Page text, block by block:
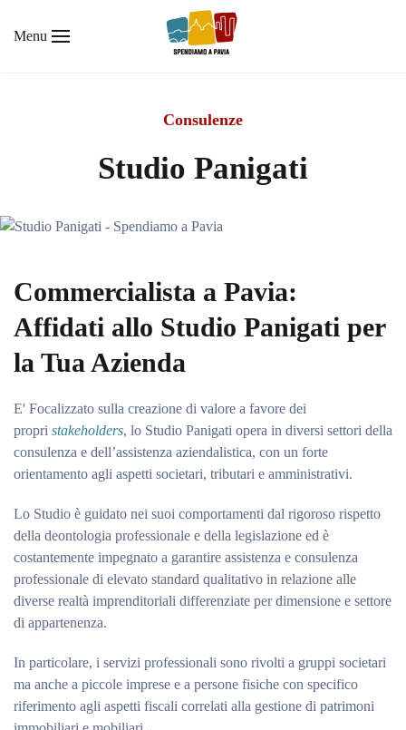
Menu
Consulenze
Studio Panigati
Commercialista a Pavia:
Affidati allo Studio Panigati per
la Tua Azienda
E' Focalizzato sulla creazione di valore a favore dei
propri stakeholders, lo Studio Panigati opera in diversi settori della
consulenza e dell’assistenza aziendalistica, con un forte
orientamento agli aspetti societari, tributari e amministrativi.
Lo Studio è guidato nei suoi comportamenti dal rigoroso rispetto
della deontologia professionale e della legislazione ed è
costantemente impegnato a garantire assistenza e consulenza
professionale di elevato standard qualitativo in relazione alle
diverse realtà imprenditoriali differenziate per dimensione e settore
di appartenenza.
In particolare, i servizi professionali sono rivolti a gruppi societari
ma anche a piccole imprese e a persone fisiche con specifico
riferimento agli aspetti fiscali correlati alla gestione di patrimoni